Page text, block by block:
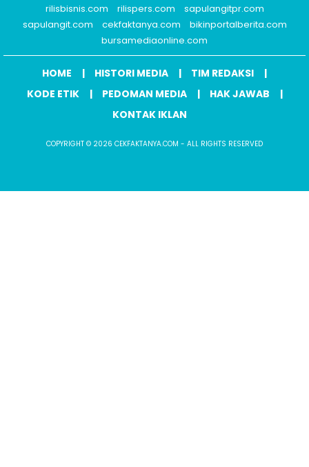
rilisbisnis.com
rilispers.com
sapulangitpr.com
sapulangit.com
cekfaktanya.com
bikinportalberita.com
bursamediaonline.com
HOME HISTORI MEDIA
TIM REDAKSI
KODE ETIK
PEDOMAN MEDIA
HAK JAWAB
KONTAK IKLAN
COPYRIGHT © 2026 CEKFAKTANYA.COM - ALL RIGHTS RESERVED